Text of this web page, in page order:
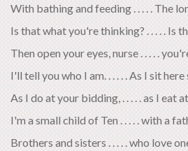
With bathing and feeding . . . . . The
Is that what you're thinking? . . . . . Is
Then open your eyes, nurse . . . . .
I'll tell you who I am. . . . . . As I sit here
As I do at your bidding, . . . . . as I eat
I'm a small child of Ten . . . . . with a
Brothers and sisters . . . . . who love